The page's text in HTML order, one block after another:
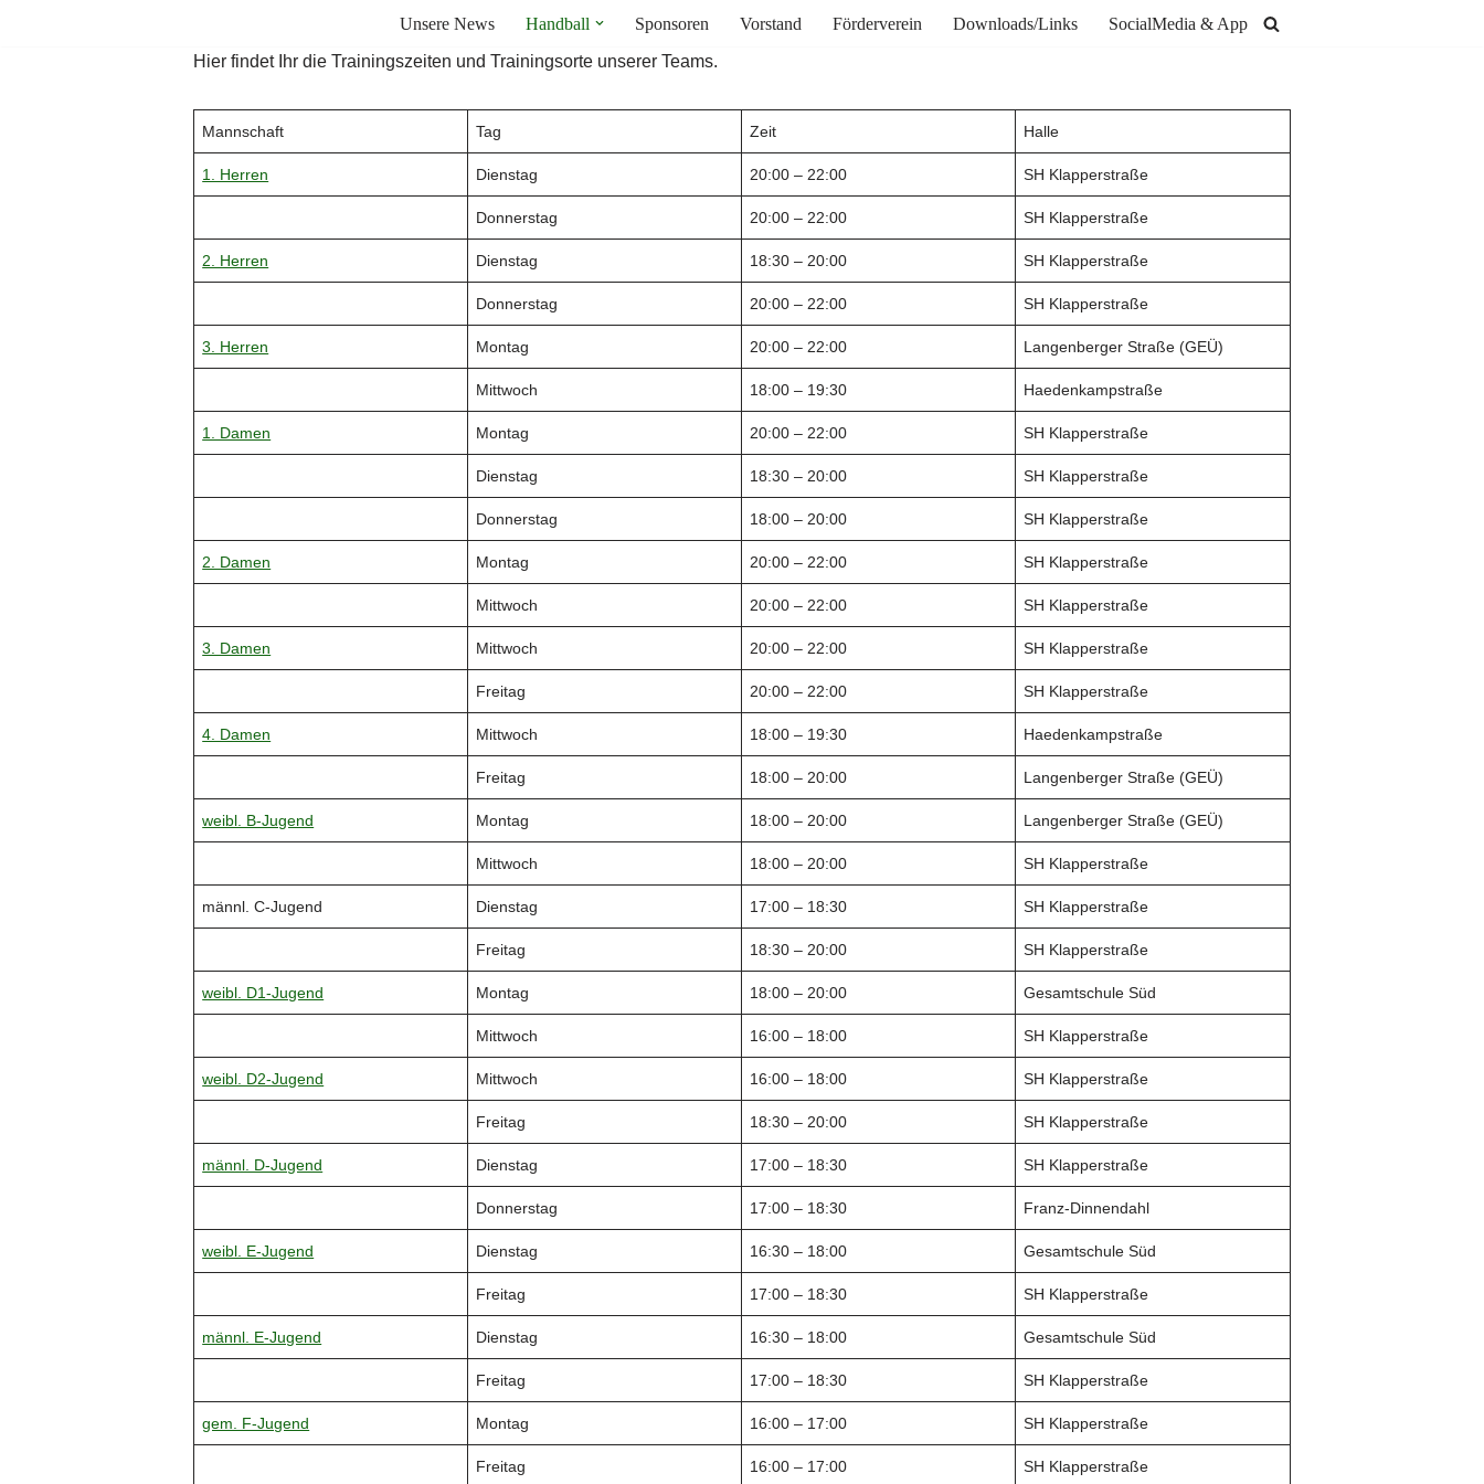
Unsere News Handball Sponsoren Vorstand Förderverein Downloads/Links
SocialMedia & App
Hier findet Ihr die Trainingszeiten und Trainingsorte unserer Teams.
Mannschaft Tag Zeit Halle
1. Herren Dienstag 20:00 – 22:00 SH Klapperstraße
Donnerstag 20:00 – 22:00 SH Klapperstraße
2. Herren Dienstag 18:30 – 20:00 SH Klapperstraße
Donnerstag 20:00 – 22:00 SH Klapperstraße
3. Herren Montag 20:00 – 22:00 Langenberger Straße (GEÜ)
Mittwoch 18:00 – 19:30 Haedenkampstraße
1. Damen Montag 20:00 – 22:00 SH Klapperstraße
Dienstag 18:30 – 20:00 SH Klapperstraße
Donnerstag 18:00 – 20:00 SH Klapperstraße
2. Damen Montag 20:00 – 22:00 SH Klapperstraße
Mittwoch 20:00 – 22:00 SH Klapperstraße
3. Damen Mittwoch 20:00 – 22:00 SH Klapperstraße
Freitag 20:00 – 22:00 SH Klapperstraße
4. Damen Mittwoch 18:00 – 19:30 Haedenkampstraße
Freitag 18:00 – 20:00 Langenberger Straße (GEÜ)
weibl. B-Jugend Montag 18:00 – 20:00 Langenberger Straße (GEÜ)
Mittwoch 18:00 – 20:00 SH Klapperstraße
männl. C-Jugend Dienstag 17:00 – 18:30 SH Klapperstraße
Freitag 18:30 – 20:00 SH Klapperstraße
weibl. D1-Jugend Montag 18:00 – 20:00 Gesamtschule Süd
Mittwoch 16:00 – 18:00 SH Klapperstraße
weibl. D2-Jugend Mittwoch 16:00 – 18:00 SH Klapperstraße
Freitag 18:30 – 20:00 SH Klapperstraße
männl. D-Jugend Dienstag 17:00 – 18:30 SH Klapperstraße
Donnerstag 17:00 – 18:30 Franz-Dinnendahl
weibl. E-Jugend Dienstag 16:30 – 18:00 Gesamtschule Süd
Freitag 17:00 – 18:30 SH Klapperstraße
männl. E-Jugend Dienstag 16:30 – 18:00 Gesamtschule Süd
Freitag 17:00 – 18:30 SH Klapperstraße
gem. F-Jugend Montag 16:00 – 17:00 SH Klapperstraße
Freitag 16:00 – 17:00 SH Klapperstraße